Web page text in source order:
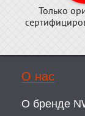
Только
О нас
О бренде